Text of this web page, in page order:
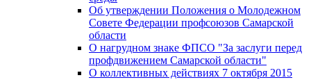
Об утверждении Положения о Молодежном
Совете Федерации профсоюзов Самарской
области
О нагрудном знаке ФПСО "За заслуги перед
профдвижением Самарской области"
О коллективных действиях 7 октября 2015